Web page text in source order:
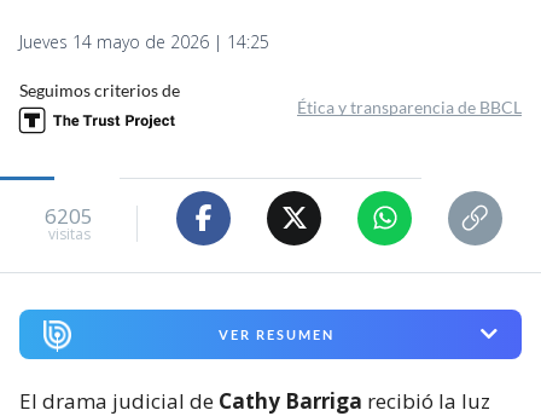
Jueves 14 mayo de 2026 | 14:25
Seguimos criterios de
Ética y transparencia de BBCL
6205
visitas
VER RESUMEN
El drama judicial de Cathy Barriga recibió la luz